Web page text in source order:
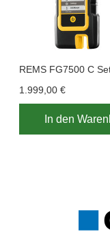
REMS FG7500 C
1.999,00 €
In den